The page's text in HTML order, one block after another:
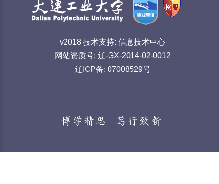
v2018 技术支持: 信息技术中心
网站资质号: 辽-GX-2014-02-0012
辽ICP备: 07008529号